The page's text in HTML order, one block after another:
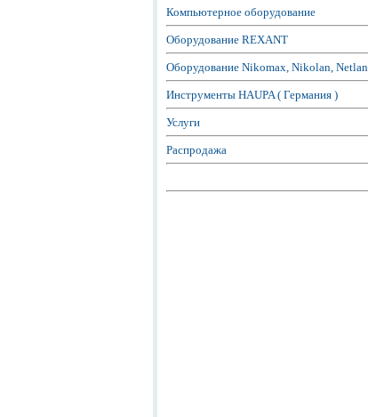
Компьютерное оборудование
Оборудование REXANT
Оборудование Nikomax, Nikolan, Netlan
Инструменты HAUPA ( Германия )
Услуги
Распродажа